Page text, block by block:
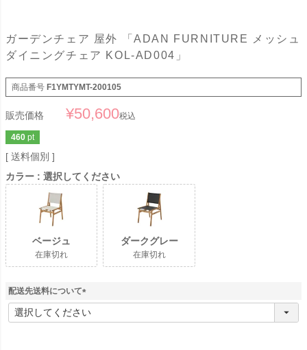
ガーデンチェア 屋外 「ADAN FURNITURE メッシュ
ダイニングチェア KOL-AD004」
商品番号 F1YMTYMT-200105
販売価格 ¥50,600税込
460 pt
送料個別
カラー
選択してください
ベージュ
在庫切れ
ダークグレー
在庫切れ
配送先送料について
(
必